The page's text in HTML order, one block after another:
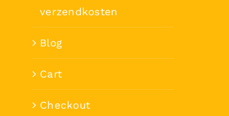
verzendkosten
Blog
Cart
Checkout